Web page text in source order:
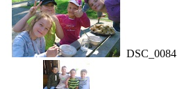
DSC_0084